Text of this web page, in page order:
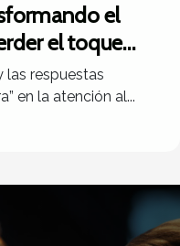
el
el toque
las respuestas
en la atención al...